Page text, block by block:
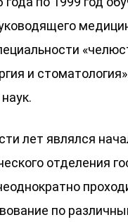
и
лет являлся
отделения
по